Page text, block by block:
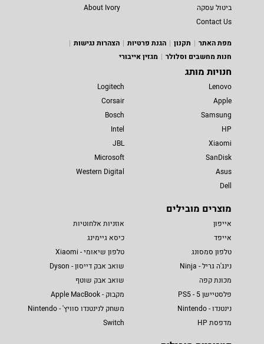
ביטול עסקה
About Ivory
Contact Us
מפת האתר
תקנון הגנת פרטיות
הצהרות נגישות
חנות מחשבים וסלולר
מגזין אייבורי
חנויות מותג
Lenovo
Apple
Samsung
HP
Xiaomi
SanDisk
Asus
Dell
Logitech
Corsair
Bosch
Intel
JBL
Microsoft
Western Digital
מוצרים מובילים
אייפון
אייפד
טלפון סמסונג
נינג'ה גריל - Ninja
מכונת קפה
פלסטיישן 5 - PS5
נינטנדו - Nintendo
מדפסת HP
אוזניות אלחוטיות
כיסא גיימינג
טלפון שיאומי - Xiaomi
שואב אבק דייסון - Dyson
שואב אבק שוטף
מקבוק - Apple MacBook
משחק לנינטנדו סוויץ' - Nintendo
Switch